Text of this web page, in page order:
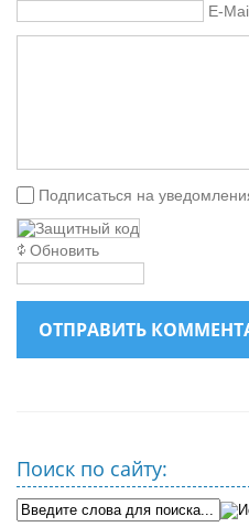
E-
Подписаться на
Обновить
ОТПРАВИТЬ
Поиск по сайту: